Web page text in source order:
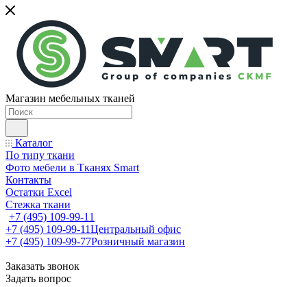
Магазин мебельных тканей
Каталог
По типу ткани
Фото мебели в Тканях Smart
Контакты
Остатки Excel
Стежка ткани
+7 (495) 109-99-11
+7 (495) 109-99-11Центральный офис
+7 (495) 109-99-77Розничный магазин
Заказать звонок
Задать вопрос